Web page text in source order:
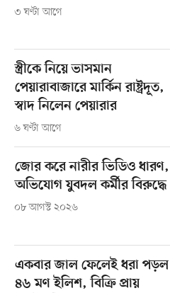
৩ ঘণ্টা আগে
স্ত্রীকে নিয়ে ভাসমান
পেয়ারাবাজারে মার্কিন রাষ্ট্রদূত,
স্বাদ নিলেন পেয়ারার
৬ ঘণ্টা আগে
জোর করে নারীর ভিডিও ধারণ,
অভিযোগ যুবদল কর্মীর বিরুদ্ধে
০৮ আগস্ট ২০২৬
একবার জাল ফেলেই ধরা পড়ল
৪৬ মণ ইলিশ, বিক্রি প্রায়